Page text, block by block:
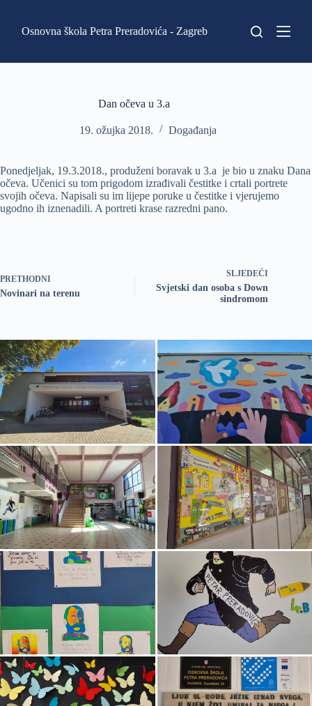
k
r
ž
a
j
Osnovna škola Petra Preradovića - Zagreb
Dan očeva u 3.a
19. ožujka 2018. Događanja
Ponedjeljak, 19.3.2018., produženi boravak u 3.a je bio u znaku Dana
očeva. Učenici su tom prigodom izrađivali čestitke i crtali portrete
svojih očeva. Napisali su im lijepe poruke u čestitke i vjerujemo
ugodno ih iznenadili. A portreti krase razredni pano.
PRETHODNI
Novinari na terenu
SLJEDEĆI
Svjetski dan osoba s Down
sindromom